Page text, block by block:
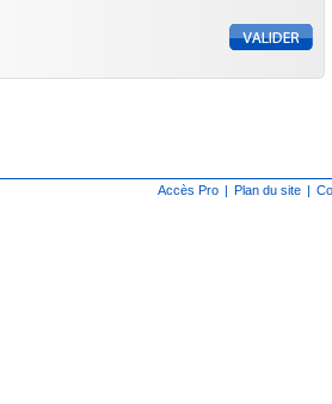
Accès Pro | Plan du site |